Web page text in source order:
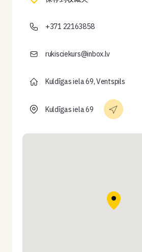
+371 22163858
rukisciekurs@inbox.lv
Kuldīgas iela 69, Ventspils
Kuldīgas iela 69